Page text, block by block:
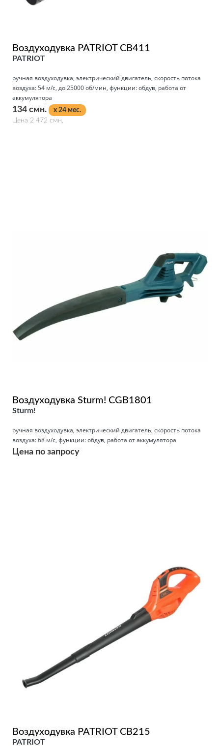
Воздуходувка PATRIOT СВ411
PATRIOT
ручная воздуходувка, электрический двигатель, скорость потока
воздуха: 54 м/с, до 25000 об/мин, функции: обдув, работа от
аккумулятора
134 смн.
x 24 мес.
Цена 2 472 смн.
Воздуходувка Sturm! CGB1801
Sturm!
ручная воздуходувка, электрический двигатель, скорость потока
воздуха: 68 м/с, функции: обдув, работа от аккумулятора
Цена по запросу
Воздуходувка PATRIOT CB215
PATRIOT